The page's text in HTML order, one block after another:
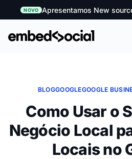
NOVO Apresentamos New
BLOGGOOGLEGOOGLE
Como Usar o
Negócio Local
Locais no